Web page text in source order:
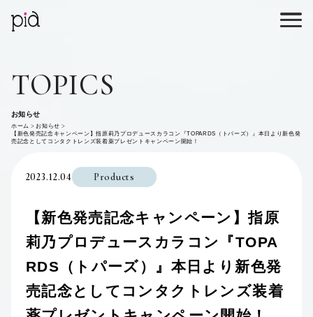
TOPICS
お知らせ
ホーム
お知らせ
【新色発売記念キャンペーン】指原莉乃プロデュースカラコン『TOPARDS（トパーズ）』本日より新色発
売記念としてコンタクトレンズ装着薬プレゼントキャンペーン開始！
2023.12.04 Products
【新色発売記念キャンペーン】指原
莉乃プロデュースカラコン『TOPA
RDS（トパーズ）』本日より新色発
売記念としてコンタクトレンズ装着